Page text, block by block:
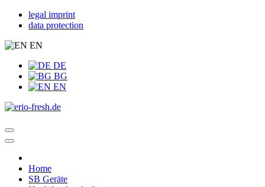
legal imprint
data protection
EN
DE
BG
EN
Home
SB Geräte